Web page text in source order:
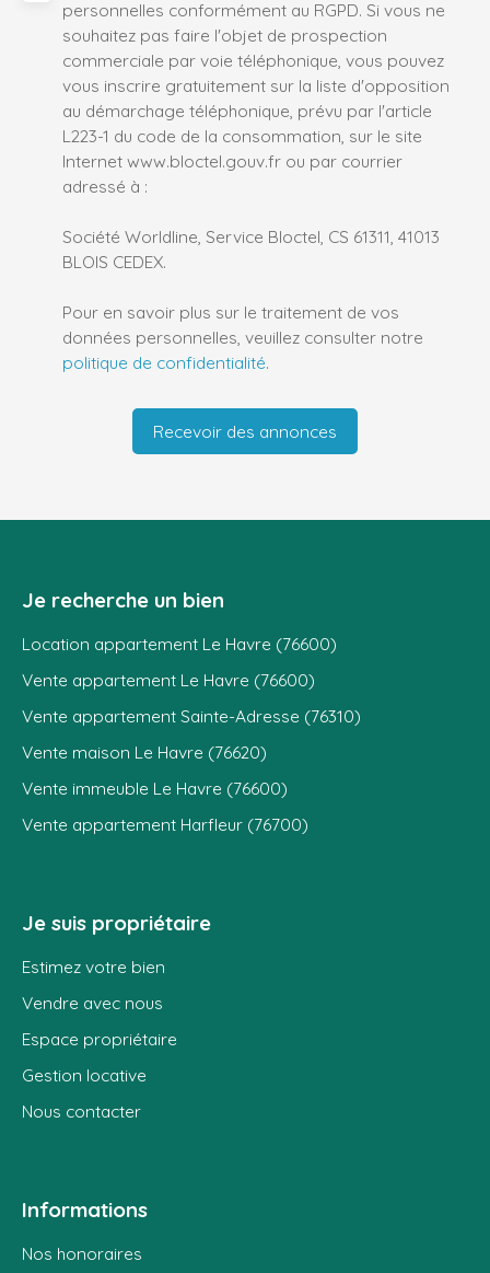
personnelles conformément au RGPD. Si vous ne
souhaitez pas faire l'objet de prospection
commerciale par voie téléphonique, vous pouvez
vous inscrire gratuitement sur la liste d'opposition
au démarchage téléphonique, prévu par l'article
L223-1 du code de la consommation, sur le site
Internet www.bloctel.gouv.fr ou par courrier
adressé à :
Société Worldline, Service Bloctel, CS 61311, 41013
BLOIS CEDEX.
Pour en savoir plus sur le traitement de vos
données personnelles, veuillez consulter notre
politique de confidentialité.
Recevoir des annonces
Je recherche un bien
Location appartement Le Havre (76600)
Vente appartement Le Havre (76600)
Vente appartement Sainte-Adresse (76310)
Vente maison Le Havre (76620)
Vente immeuble Le Havre (76600)
Vente appartement Harfleur (76700)
Je suis propriétaire
Estimez votre bien
Vendre avec nous
Espace propriétaire
Gestion locative
Nous contacter
Informations
Nos honoraires